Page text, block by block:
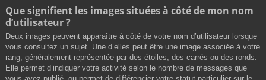
Que signifient les images situées à côté de mon nom
d’utilisateur ?
Deux images peuvent apparaître à côté de votre nom d’utilisateur lorsque
vous consultez un sujet. Une d’elles peut être une image associée à votre
rang, généralement représentée par des étoiles, des carrés ou des ronds.
Elle permet d’indiquer votre activité selon le nombre de messages que